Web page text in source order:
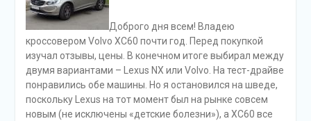
Доброго дня всем! Владею
кроссовером Volvo XC60 почти год. Перед покупкой
изучал отзывы, цены. В конечном итоге выбирал между
двумя вариантами – Lexus NX или Volvo. На тест-драйве
понравились обе машины. Но я остановился на шведе,
поскольку Lexus на тот момент был на рынке совсем
новым (не исключены «детские болезни»), а XC60 все